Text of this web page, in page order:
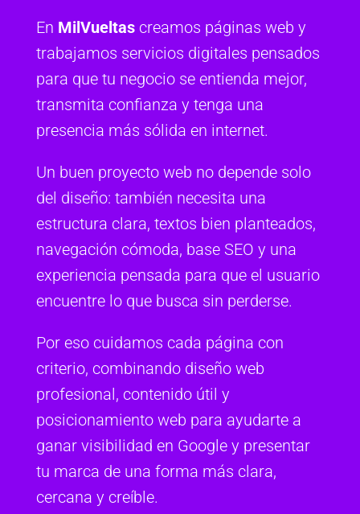
En MilVueltascreamos páginas web y
trabajamos servicios digitales pensados
para que tu negocio se entienda mejor,
transmita confianza y tenga una
presencia más sólida en internet.
Un buen proyecto web no depende solo
del diseño: también necesita una
estructura clara, textos bien planteados,
navegación cómoda, base SEO y una
experiencia pensada para que el usuario
encuentre lo que busca sin perderse.
Por eso cuidamos cada página con
criterio, combinando diseño web
profesional, contenido útil y
posicionamiento web para ayudarte a
ganar visibilidad en Google y presentar
tu marca de una forma más clara,
cercana y creíble.